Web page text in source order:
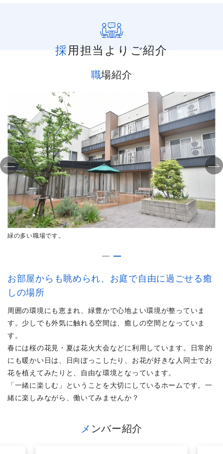
採用担当よりご紹介
職場紹介
緑の多い職場です。
お部屋からも眺められ、お庭で自由に過ごせる癒
しの場所
周囲の環境にも恵まれ、緑豊かで心地よい環境が整っていま
す。少しでも外気に触れる空間は、癒しの空間となっていま
す。
春には桜の花見・夏は花火大会などに利用しています。日常的
にも暖かい日は、日向ぼっこしたり、お花が好きな人同士でお
花を植えてみたりと、自由な環境となっています。
「一緒に楽しむ」ということを大切にしているホームです。一
緒に楽しみながら、働いてみませんか？
メンバー紹介